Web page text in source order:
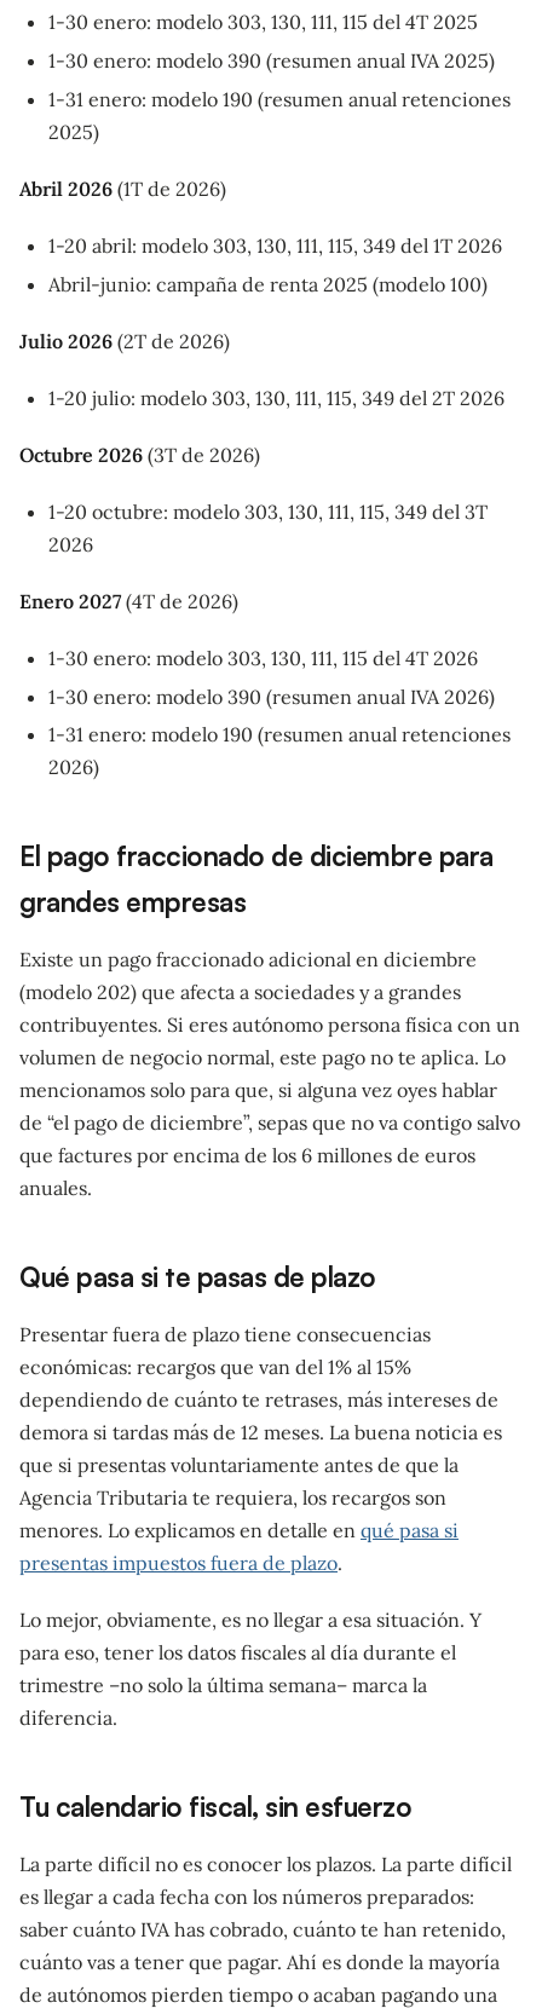
1-30 enero: modelo 303, 130, 111, 115 del 4T 2025
1-30 enero: modelo 390 (resumen anual IVA 2025)
1-31 enero: modelo 190 (resumen anual retenciones
2025)
Abril 2026 (1T de 2026)
1-20 abril: modelo 303, 130, 111, 115, 349 del 1T 2026
Abril-junio: campaña de renta 2025 (modelo 100)
Julio 2026 (2T de 2026)
1-20 julio: modelo 303, 130, 111, 115, 349 del 2T 2026
Octubre 2026 (3T de 2026)
1-20 octubre: modelo 303, 130, 111, 115, 349 del 3T
2026
Enero 2027(4T de 2026)
1-30 enero: modelo 303, 130, 111, 115 del 4T 2026
1-30 enero: modelo 390 (resumen anual IVA 2026)
1-31 enero: modelo 190 (resumen anual retenciones
2026)
El pago fraccionado de diciembre para
grandes empresas
Existe un pago fraccionado adicional en diciembre
(modelo 202) que afecta a sociedades y a grandes
contribuyentes. Si eres autónomo persona física con un
volumen de negocio normal, este pago no te aplica. Lo
mencionamos solo para que, si alguna vez oyes hablar
de “el pago de diciembre”, sepas que no va contigo salvo
que factures por encima de los 6 millones de euros
anuales.
Qué pasa si te pasas de plazo
Presentar fuera de plazo tiene consecuencias
económicas: recargos que van del 1% al 15%
dependiendo de cuánto te retrases, más intereses de
demora si tardas más de 12 meses. La buena noticia es
que si presentas voluntariamente antes de que la
Agencia Tributaria te requiera, los recargos son
menores. Lo explicamos en detalle en qué pasa si
presentas impuestos fuera de plazo.
Lo mejor, obviamente, es no llegar a esa situación. Y
para eso, tener los datos fiscales al día durante el
trimestre –no solo la última semana– marca la
diferencia.
Tu calendario fiscal, sin esfuerzo
La parte difícil no es conocer los plazos. La parte difícil
es llegar a cada fecha con los números preparados:
saber cuánto IVA has cobrado, cuánto te han retenido,
cuánto vas a tener que pagar. Ahí es donde la mayoría
de autónomos pierden tiempo o acaban pagando una